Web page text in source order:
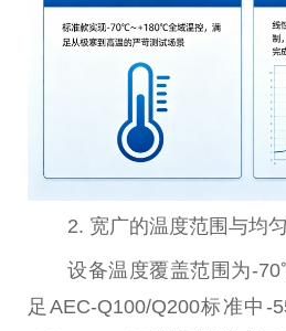
2. 宽广的温度范围与均
设备温度覆盖范围为-
足AEC-Q100/Q200标准